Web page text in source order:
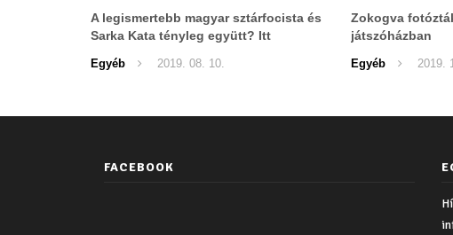
A legismertebb magyar sztárfocista és
Sarka Kata tényleg együtt? Itt
Egyéb 2019. 08. 10.
Zokogva
játszóházban
Egyéb 2019.
FACEBOOK